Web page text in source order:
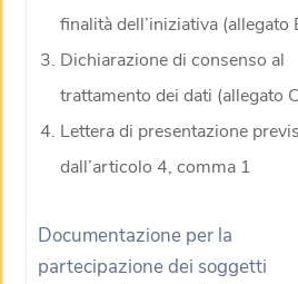
finalità dell’iniziativa (allegato
Dichiarazione di consenso al
trattamento dei dati (allegato
Lettera di presentazione
dall’articolo 4, comma 1
Documentazione per la
partecipazione dei soggetti